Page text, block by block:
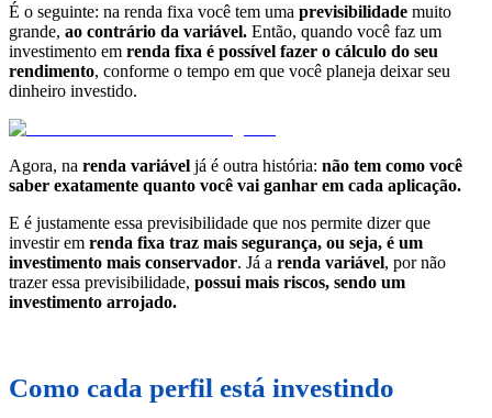
É o seguinte: na renda fixa você tem uma previsibilidade muito
grande, ao contrário da variável. Então, quando você faz um
investimento em renda fixa é possível fazer o cálculo do seu
rendimento, conforme o tempo em que você planeja deixar seu
dinheiro investido.
Agora, na renda variável já é outra história: não tem como você
saber exatamente quanto você vai ganhar em cada aplicação.
E é justamente essa previsibilidade que nos permite dizer que
investir em renda fixa traz mais segurança, ou seja, é um
investimento mais conservador. Já a renda variável, por não
trazer essa previsibilidade, possui mais riscos, sendo um
investimento arrojado.
Como cada perfil está investindo